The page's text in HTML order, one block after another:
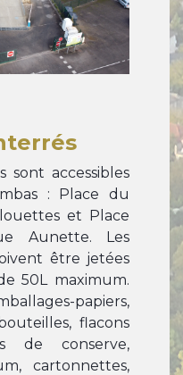
accessibles
: Place du
et Place
Aunette. Les
être jetées
50L maximum.
papiers,
flacons
de conserve,
cartonnettes,